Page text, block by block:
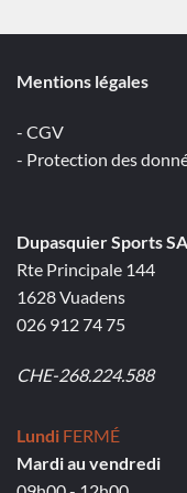
Mentions légales
- CGV
- Protection des
Dupasquier Sports SA
Rte Principale 144
1628 Vuadens
026 912 74 75
CHE-268.224.588
Lundi FERMÉ
Mardi au vendredi